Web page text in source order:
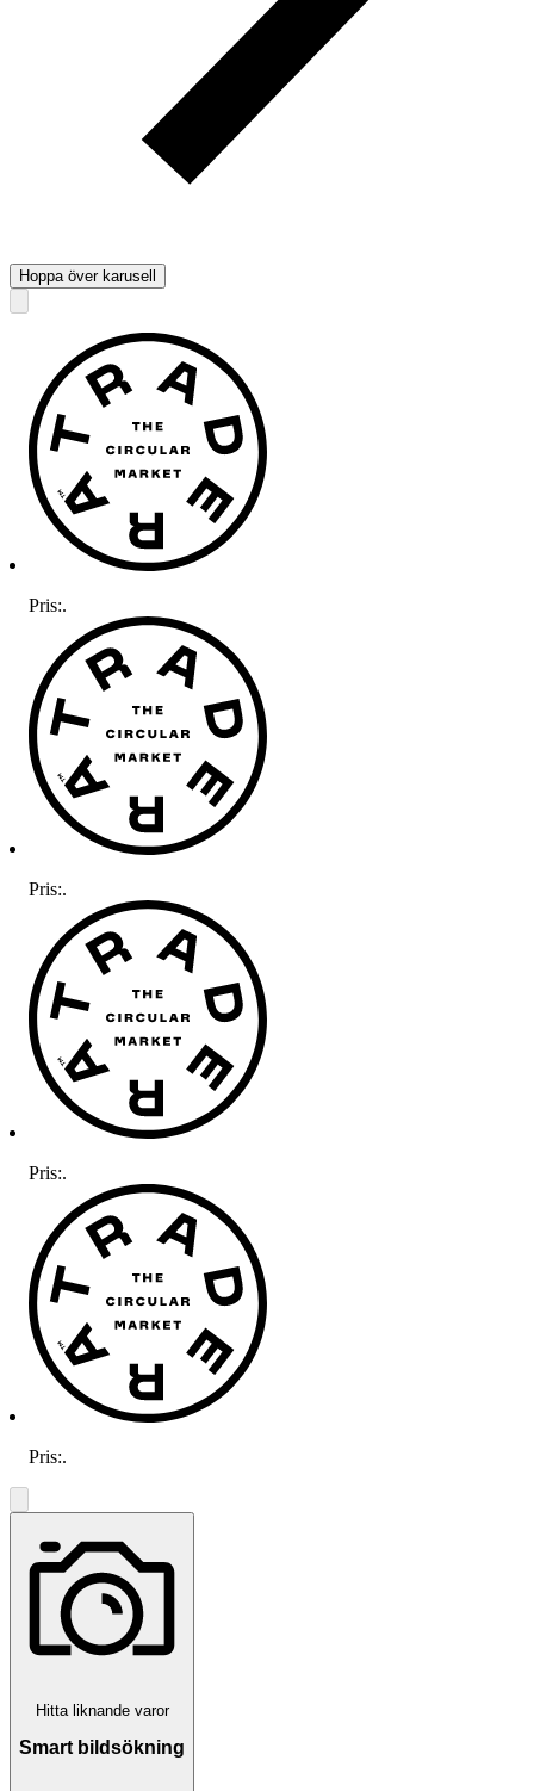
Hoppa över karusell
Pris:.
Pris:.
Pris:.
Pris:.
Hitta liknande varor
Smart bildsökning